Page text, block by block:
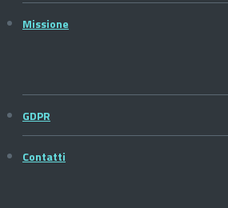
Missione
GDPR
Contatti